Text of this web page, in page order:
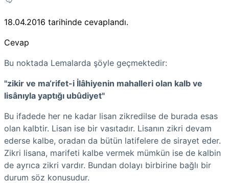
18.04.2016 tarihinde cevaplandı.
Cevap
Bu noktada Lemalarda şöyle geçmektedir:
"zikir ve ma‘rifet-i İlâhiyenin mahalleri olan kalb ve
lisânıyla yaptığı ubûdiyet"
Bu ifadede her ne kadar lisan zikredilse de burada esas
olan kalbtir. Lisan ise bir vasıtadır. Lisanın zikri devam
ederse kalbe, oradan da bütün latifelere de sirayet eder.
Zikri lisana, marifeti kalbe vermek mümkün ise de kalbin
de ayrıca zikri vardır. Bundan dolayı birbirine bağlı bir
durum söz konusudur.